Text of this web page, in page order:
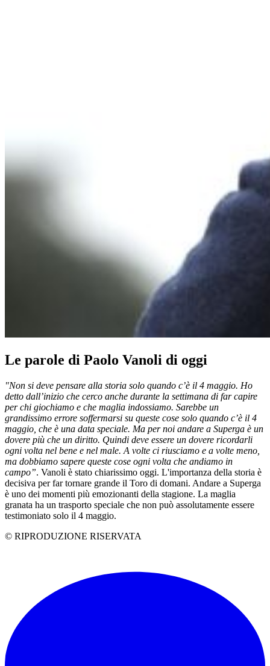
Le parole di Paolo Vanoli di oggi
"Non si deve pensare alla storia solo quando c’è il 4 maggio. Ho
detto dall’inizio che cerco anche durante la settimana di far capire
per chi giochiamo e che maglia indossiamo. Sarebbe un
grandissimo errore soffermarsi su queste cose solo quando c’è il 4
maggio, che è una data speciale. Ma per noi andare a Superga è un
dovere più che un diritto. Quindi deve essere un dovere ricordarli
ogni volta nel bene e nel male. A volte ci riusciamo e a volte meno,
ma dobbiamo sapere queste cose ogni volta che andiamo in
campo”. Vanoli è stato chiarissimo oggi. L'importanza della storia è
decisiva per far tornare grande il Toro di domani. Andare a Superga
è uno dei momenti più emozionanti della stagione. La maglia
granata ha un trasporto speciale che non può assolutamente essere
testimoniato solo il 4 maggio.
© RIPRODUZIONE RISERVATA